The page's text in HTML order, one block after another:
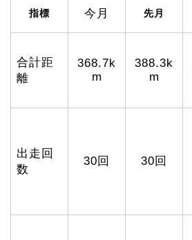
指標 今月 先月
合計距
離
368.7k
m
388.3k
m
出走回
数
30回 30回